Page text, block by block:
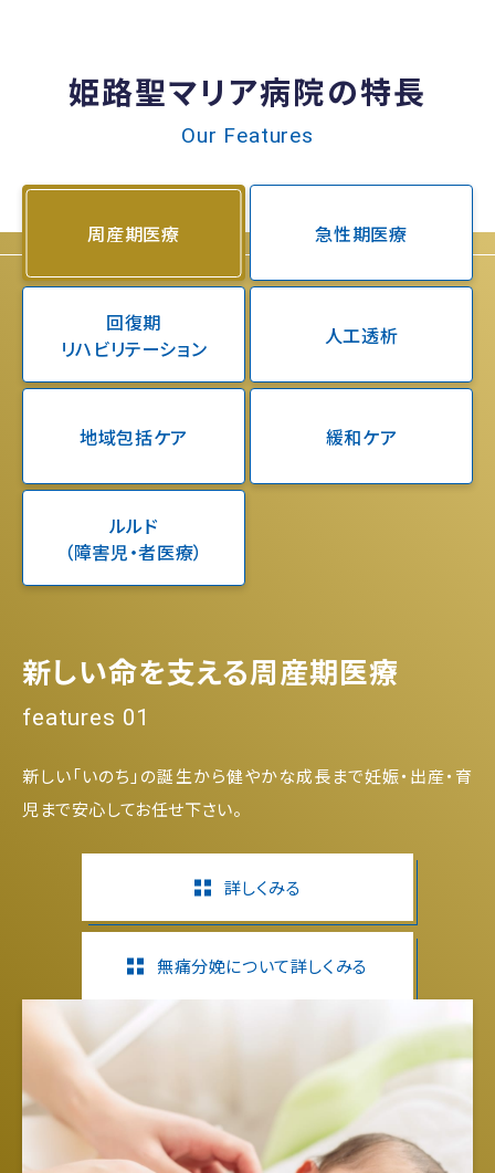
姫路聖マリア病院の特長
Our Features
周産期医療 急性期医療
回復期
リハビリテーション
人工透析
地域包括ケア 緩和ケア
ルルド
（障害児・者医療）
新しい命を支える周産期医療
features 01
新しい「いのち」の誕生から健やかな成長まで妊娠・出産・育
児まで安心してお任せ下さい。
詳しくみる
無痛分娩について詳しくみる